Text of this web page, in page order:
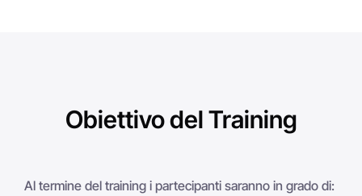
Obiettivo del Training
Al termine del training i partecipanti saranno in grado di: